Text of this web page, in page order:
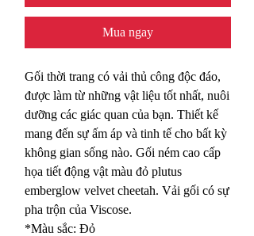
Mua ngay
Gối thời trang có vải thủ công độc đáo,
được làm từ những vật liệu tốt nhất, nuôi
dưỡng các giác quan của bạn. Thiết kế
mang đến sự ấm áp và tinh tế cho bất kỳ
không gian sống nào. Gối ném cao cấp
họa tiết động vật màu đỏ plutus
emberglow velvet cheetah. Vải gối có sự
pha trộn của Viscose.
*Màu sắc: Đỏ